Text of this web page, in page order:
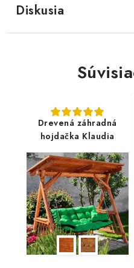
Diskusia
Drevená záhradná
hojdačka Klaudia